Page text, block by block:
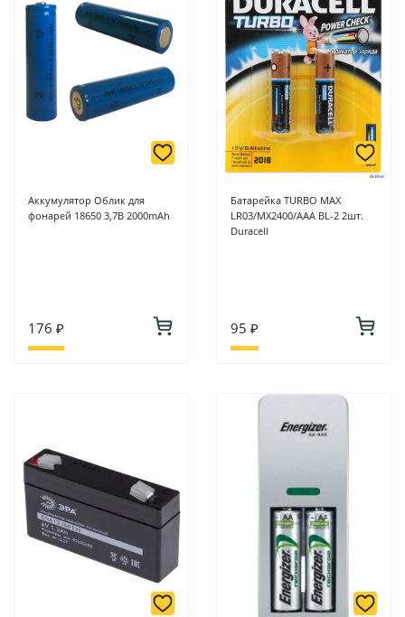
Аккумулятор Облик для
фонарей 18650 3,7В 2000mAh
176 ₽
Батарейка TURBO MAX
LR03/MX2400/AAA BL-2 2шт.
Duracell
95 ₽